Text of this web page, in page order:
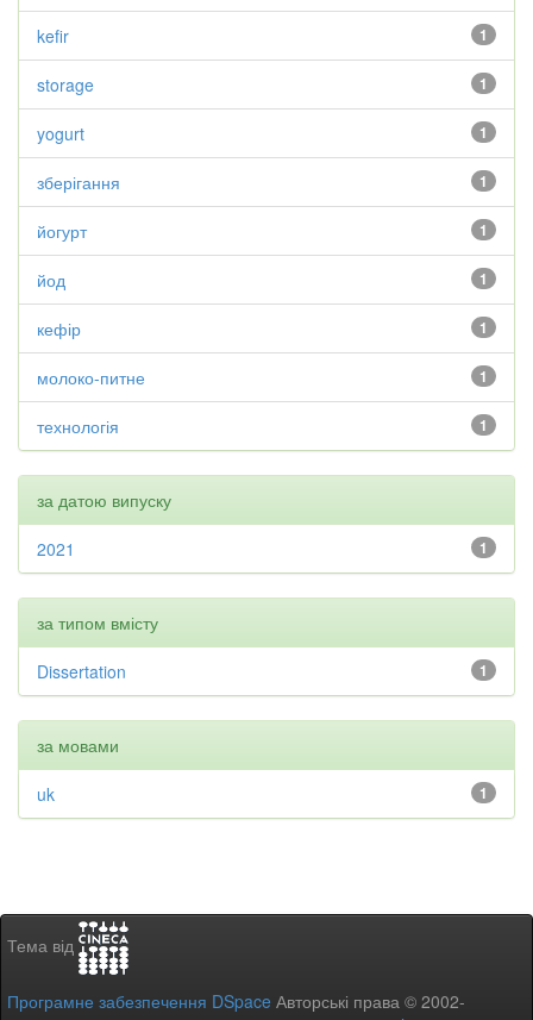
1
kefir
1
storage
1
yogurt
1
зберігання
1
йогурт
1
йод
1
кефір
1
молоко-питне
1
технологія
за датою випуску
1
2021
за типом вмісту
1
Dissertation
за мовами
1
uk
Тема від
Програмне забезпечення DSpace Авторські права © 2002-